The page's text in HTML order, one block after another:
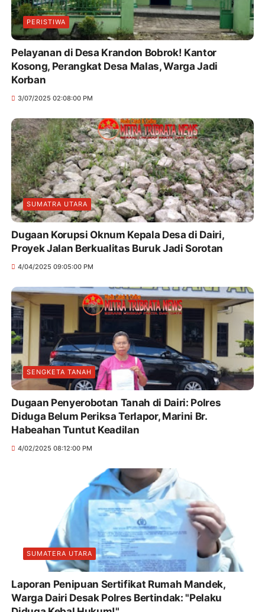
PERISTIWA
Pelayanan di Desa Krandon Bobrok! Kantor
Kosong, Perangkat Desa Malas, Warga Jadi
Korban
3/07/2025 02:08:00 PM
SUMATRA UTARA
Dugaan Korupsi Oknum Kepala Desa di Dairi,
Proyek Jalan Berkualitas Buruk Jadi Sorotan
4/04/2025 09:05:00 PM
SENGKETA TANAH
Dugaan Penyerobotan Tanah di Dairi: Polres
Diduga Belum Periksa Terlapor, Marini Br.
Habeahan Tuntut Keadilan
4/02/2025 08:12:00 PM
SUMATERA UTARA
Laporan Penipuan Sertifikat Rumah Mandek,
Warga Dairi Desak Polres Bertindak: "Pelaku